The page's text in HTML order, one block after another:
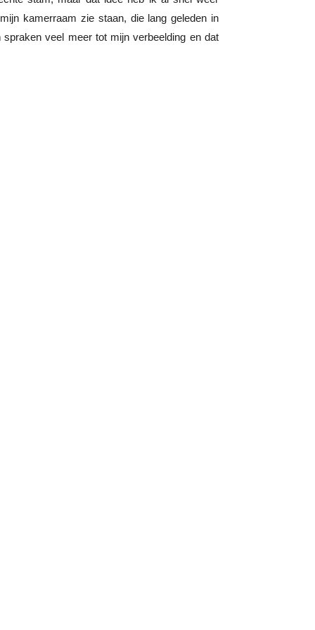
kamerraam zie staan, die lang geleden in
veel meer tot mijn verbeelding en dat